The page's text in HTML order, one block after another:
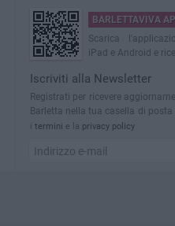
BARLETTAVIVA
Scarica
iPad e Android e
Iscriviti alla Newsletter
Registrati per ricevere
Barletta nella tua casella di posta
i termini e la privacy policy